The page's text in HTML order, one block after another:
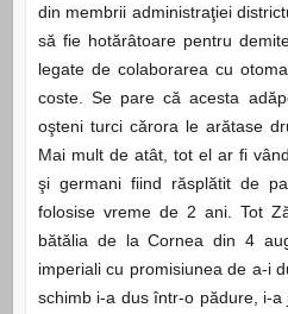
din membrii administraţiei
să fie hotărâtoare pentru
legate de colaborarea cu
coste. Se pare că acesta
oşteni turci cărora le arătase
Mai mult de atât, tot el ar fi
şi germani fiind răsplătit de
folosise vreme de 2 ani. Tot
bătălia de la Cornea din 4
imperiali cu promisiunea de a-i
schimb i-a dus într-o pădure, i-